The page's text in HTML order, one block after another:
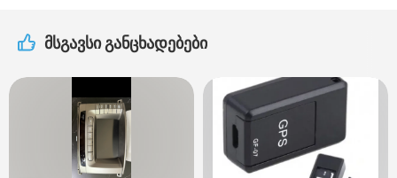
მსგავსი განცხადებები